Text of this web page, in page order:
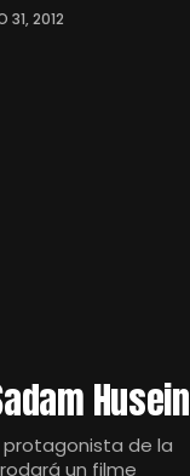
31, 2012
Husein
de la
un filme